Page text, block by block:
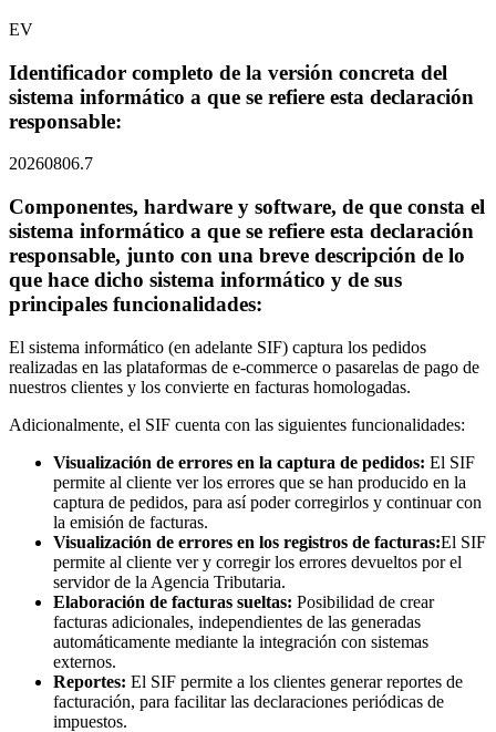
EV
Identificador completo de la versión concreta del
sistema informático a que se refiere esta declaración
responsable:
20260806.7
Componentes, hardware y software, de que consta el
sistema informático a que se refiere esta declaración
responsable, junto con una breve descripción de lo
que hace dicho sistema informático y de sus
principales funcionalidades:
El sistema informático (en adelante SIF) captura los pedidos
realizadas en las plataformas de e-commerce o pasarelas de pago de
nuestros clientes y los convierte en facturas homologadas.
Adicionalmente, el SIF cuenta con las siguientes funcionalidades:
Visualización de errores en la captura de pedidos: El SIF
permite al cliente ver los errores que se han producido en la
captura de pedidos, para así poder corregirlos y continuar con
la emisión de facturas.
Visualización de errores en los registros de facturas:El SIF
permite al cliente ver y corregir los errores devueltos por el
servidor de la Agencia Tributaria.
Elaboración de facturas sueltas: Posibilidad de crear
facturas adicionales, independientes de las generadas
automáticamente mediante la integración con sistemas
externos.
Reportes: El SIF permite a los clientes generar reportes de
facturación, para facilitar las declaraciones periódicas de
impuestos.